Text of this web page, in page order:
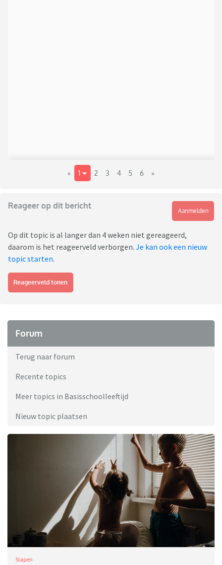
« 1 2 3 4 5 6 »
Reageer op dit bericht
Aanmelden
Op dit topic is al langer dan 4 weken niet gereageerd,
daarom is het reageerveld verborgen. Je kan ook een nieuw
topic starten.
Reageerveld tonen
Forum
Terug naar forum
Recente topics
Meer topics in Basisschoolleeftijd
Nieuw topic plaatsen
Slapen